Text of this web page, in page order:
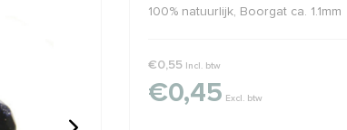
100% natuurlijk, Boorgat ca. 1.1mm
€0,55 Incl. btw
€0,45 Excl. btw